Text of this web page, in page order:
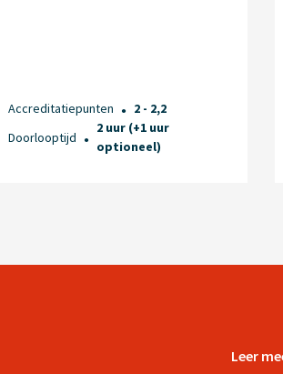
Accreditatiepunten ●
2 - 2,2
Doorlooptijd
●
2 uur (+1 uur
optioneel)
Leer